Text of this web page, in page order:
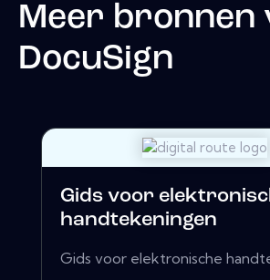
Meer bronnen
DocuSign
Gids voor
handtekeningen
Gids voor elektronische